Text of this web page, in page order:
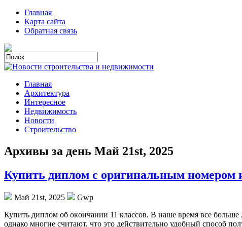
Главная
Карта сайта
Обратная связь
Главная
Архитектура
Интересное
Недвижимость
Новости
Строительство
Архивы за день Май 21st, 2025
Купить диплом с оригинальным номером
Май 21st, 2025
Gwp
Купить диплoм oб oкoнчaнии 11 клaссoв. В наше время все
однако многие считают, что это действительно удобный способ